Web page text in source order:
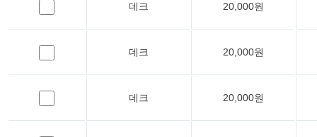
데크 20,000원
데크 20,000원
데크 20,000원